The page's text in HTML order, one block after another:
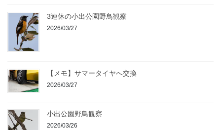
3連休の小出公園野鳥観察
2026/03/27
【メモ】サマータイヤへ交換
2026/03/27
小出公園野鳥観察
2026/03/26